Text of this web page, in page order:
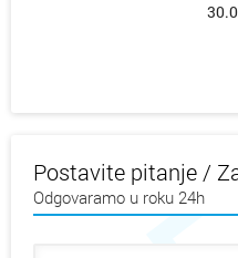
Postavite pitanje /
Odgovaramo u roku 24h